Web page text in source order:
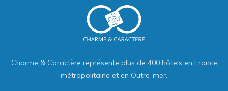
Charme & Caractère représente plus de 400 hôtels en France
métropolitaine et en Outre-mer.